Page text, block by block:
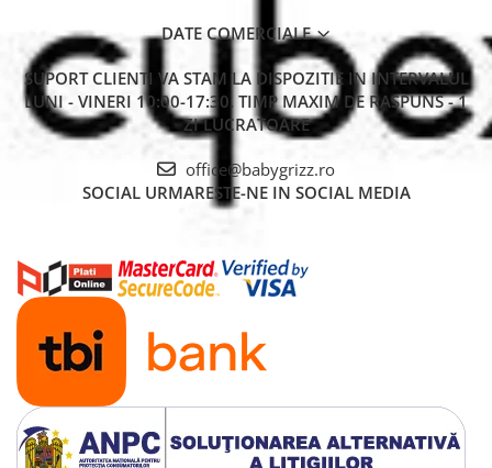
DATE COMERCIALE
SUPORT CLIENTI VA STAM LA DISPOZITIE IN INTERVALUL
LUNI - VINERI 10:00-17:30. TIMP MAXIM DE RASPUNS - 1
ZI LUCRATOARE
office@babygrizz.ro
SOCIAL URMARESTE-NE IN SOCIAL MEDIA